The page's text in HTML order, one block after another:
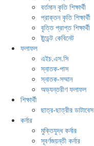
বর্তমান কৃতি শিক্ষার্থী
প্রাক্তন কৃতি শিক্ষার্থী
বৃত্তি প্রাপ্ত শিক্ষার্থী
ষ্টুডেন্ট কেবিনেট
ফলাফল
এইচ.এস.সি
স্নাতক-পাস
স্নাতক-সম্মান
অভ্যন্তরীণ ফলাফল
শিক্ষার্থী
ছাত্র-ছাত্রীর ডাটাবেস
কর্নার
মুক্তিযুদ্ধ কর্নার
সূবর্ণজয়ন্তী কর্নার